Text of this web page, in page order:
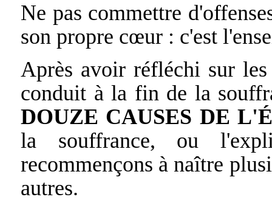
Ne pas commettre
son propre cœur : c'est
Après avoir réfléchi sur
conduit à la fin de la
DOUZE CAUSES DE
la souffrance, ou
recommençons à naître
autres.